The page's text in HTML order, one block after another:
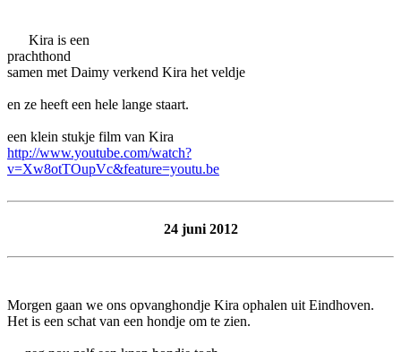
Kira is een
samen met Daimy verkend Kira het veldje
en ze heeft een hele lange staart.
een klein stukje film van Kira
http://www.youtube.com/watch?
v=Xw8otTOupVc&feature=youtu.be
24 juni 2012
Morgen gaan we ons opvanghondje Kira ophalen uit Eindhoven.
Het is een schat van een hondje om te zien.